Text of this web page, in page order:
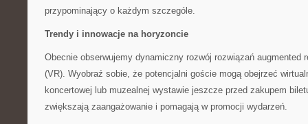
przypominający o każdym szczególe.
Trendy i innowacje na horyzoncie
Obecnie obserwujemy dynamiczny rozwój rozwiązań augmented
(VR). Wyobraź sobie, że potencjalni goście mogą obejrzeć
koncertowej lub muzealnej wystawie jeszcze przed zakupem
zwiększają zaangażowanie i pomagają w promocji wydarzeń.